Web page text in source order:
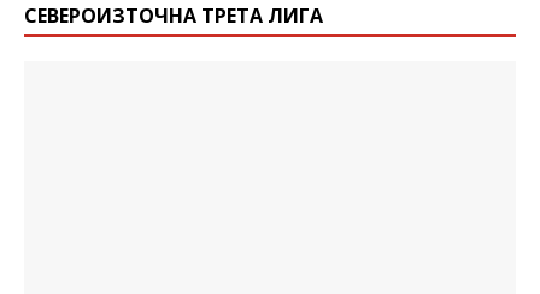
СЕВЕРОИЗТОЧНА ТРЕТА ЛИГА